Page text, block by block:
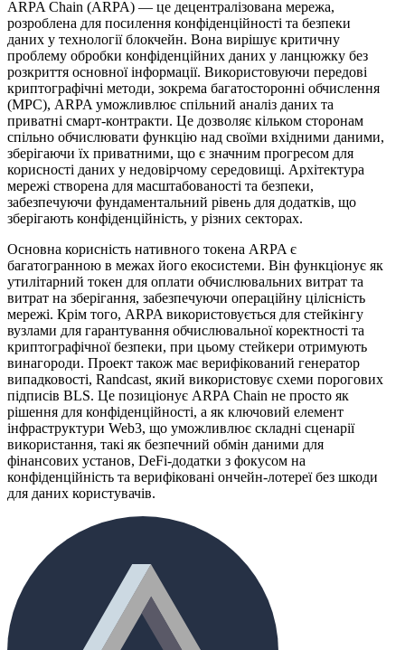
ARPA Chain (ARPA) — це децентралізована мережа,
розроблена для посилення конфіденційності та безпеки
даних у технології блокчейн. Вона вирішує критичну
проблему обробки конфіденційних даних у ланцюжку без
розкриття основної інформації. Використовуючи передові
криптографічні методи, зокрема багатосторонні обчислення
(MPC), ARPA уможливлює спільний аналіз даних та
приватні смарт-контракти. Це дозволяє кільком сторонам
спільно обчислювати функцію над своїми вхідними даними,
зберігаючи їх приватними, що є значним прогресом для
корисності даних у недовірчому середовищі. Архітектура
мережі створена для масштабованості та безпеки,
забезпечуючи фундаментальний рівень для додатків, що
зберігають конфіденційність, у різних секторах.
Основна корисність нативного токена ARPA є
багатогранною в межах його екосистеми. Він функціонує як
утилітарний токен для оплати обчислювальних витрат та
витрат на зберігання, забезпечуючи операційну цілісність
мережі. Крім того, ARPA використовується для стейкінгу
вузлами для гарантування обчислювальної коректності та
криптографічної безпеки, при цьому стейкери отримують
винагороди. Проект також має верифікований генератор
випадковості, Randcast, який використовує схеми порогових
підписів BLS. Це позиціонує ARPA Chain не просто як
рішення для конфіденційності, а як ключовий елемент
інфраструктури Web3, що уможливлює складні сценарії
використання, такі як безпечний обмін даними для
фінансових установ, DeFi-додатки з фокусом на
конфіденційність та верифіковані ончейн-лотереї без шкоди
для даних користувачів.